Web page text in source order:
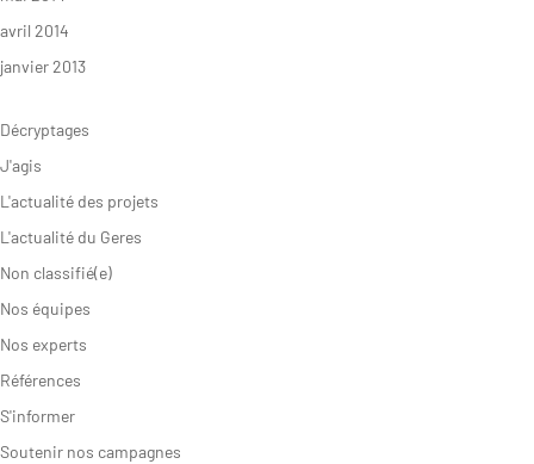
avril 2014
janvier 2013
Décryptages
J'agis
L'actualité des projets
L'actualité du Geres
Non classifié(e)
Nos équipes
Nos experts
Références
S'informer
Soutenir nos campagnes